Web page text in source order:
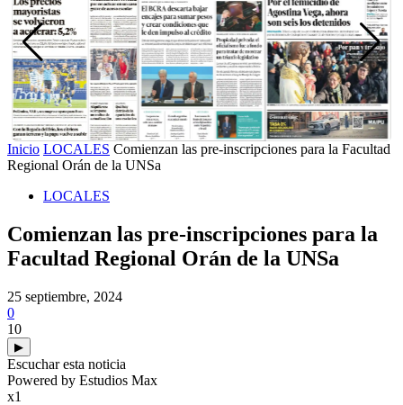
Inicio LOCALES Comienzan las pre-inscripciones para la Facultad
Regional Orán de la UNSa
LOCALES
Comienzan las pre-inscripciones para la
Facultad Regional Orán de la UNSa
25 septiembre, 2024
0
10
▶
Escuchar esta noticia
Powered by Estudios Max
x1